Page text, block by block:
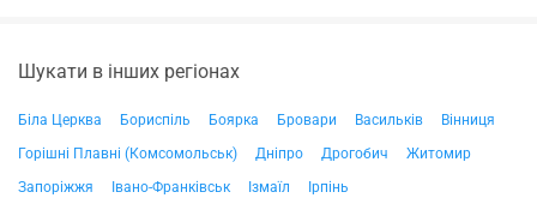
Шукати в інших регіонах
Біла Церква Бориспіль Боярка Бровари Васильків
Вінниця
Горішні Плавні (Комсомольськ)
Дніпро Дрогобич
Житомир
Запоріжжя
Івано-Франківськ Ізмаїл
Ірпінь